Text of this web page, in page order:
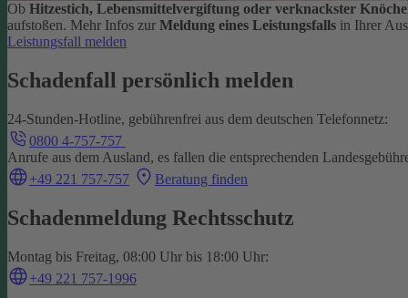
Ob Hitzestich, Lebensmittelvergiftung oder verknackster
aufstoßen. Mehr Infos zur Meldung eines Leistungsfalls in Ihrer
Leistungsfall melden
Schadenfall persönlich melden
24-Stunden-Hotline, gebührenfrei aus dem deutschen Telefonnetz:
0800 4-757-757
Anrufe aus dem Ausland, es fallen die entsprechenden
+49 221 757-757
Beratung finden
Schadenmeldung Rechtsschutz
Montag bis Freitag, 08:00 Uhr bis 18:00 Uhr:
+49 221 757-1996